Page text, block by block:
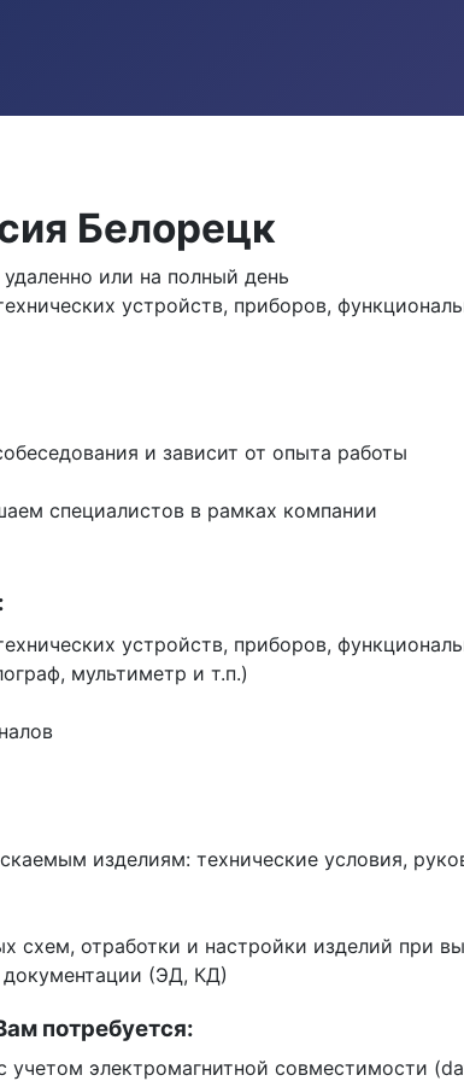
Белорецк
или на полный день
устройств, приборов,
и зависит от опыта работы
специалистов в рамках компании
устройств, приборов,
мультиметр и т.п.)
изделиям: технические условия,
схем, отработки и настройки изделий при
документации (ЭД, КД)
потребуется:
электромагнитной совместимости